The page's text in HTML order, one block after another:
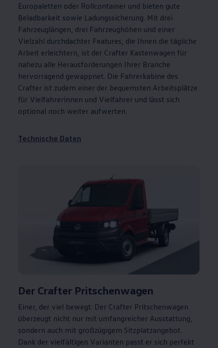
Europaletten oder Rollcontainer und bieten gute
Beladbarkeit sowie Ladungssicherung. Mit drei
Fahrzeuglängen, drei Fahrzeughöhen und einer
Vielzahl durchdachter Features, die Ihnen die tägliche
Arbeit erleichtern, ist der Crafter Kastenwagen für
nahezu alle Herausforderungen Ihrer Branche
hervorragend gewappnet. Die Fahrerkabine des
Crafter ist zudem einer der bequemsten Arbeitsplätze
für Vielfahrerinnen und Vielfahrer und lässt sich
optional noch weiter aufwerten.
Technische Daten
Der Crafter Pritschenwagen
Einer, der viel bewegt: Der Crafter Pritschenwagen
überzeugt nicht nur mit umfangreicher Ausstattung,
sondern auch mit großzügigem Sitzplatzangebot.
Dank der vielfältigen Varianten passt er sich perfekt